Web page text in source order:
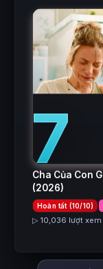
7
Cha Của Con
(2026)
Hoàn tất (10/10)
▷ 10,036 lượt xem